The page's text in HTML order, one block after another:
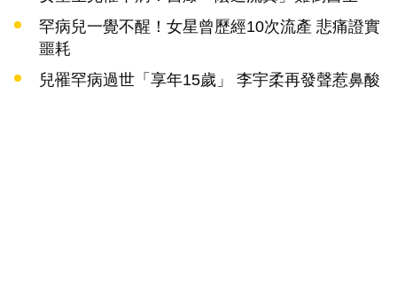
罕病兒一覺不醒！女星曾歷經10次流產 悲痛證實
噩耗
兒罹罕病過世「享年15歲」 李宇柔再發聲惹鼻酸